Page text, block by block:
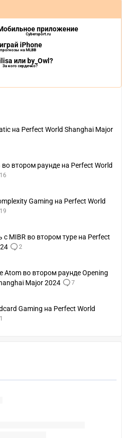
приложение
Cybersport.ru
iPhone
прогнозы на MLBB
или by_Owl?
За кого сердечко?
на Perfect World Shanghai Major
втором раунде на Perfect World
16
Gaming на Perfect World
19
с MIBR во втором туре на Perfect
2
Atom во втором раунде Opening
Major 2024
7
Gaming на Perfect World
1